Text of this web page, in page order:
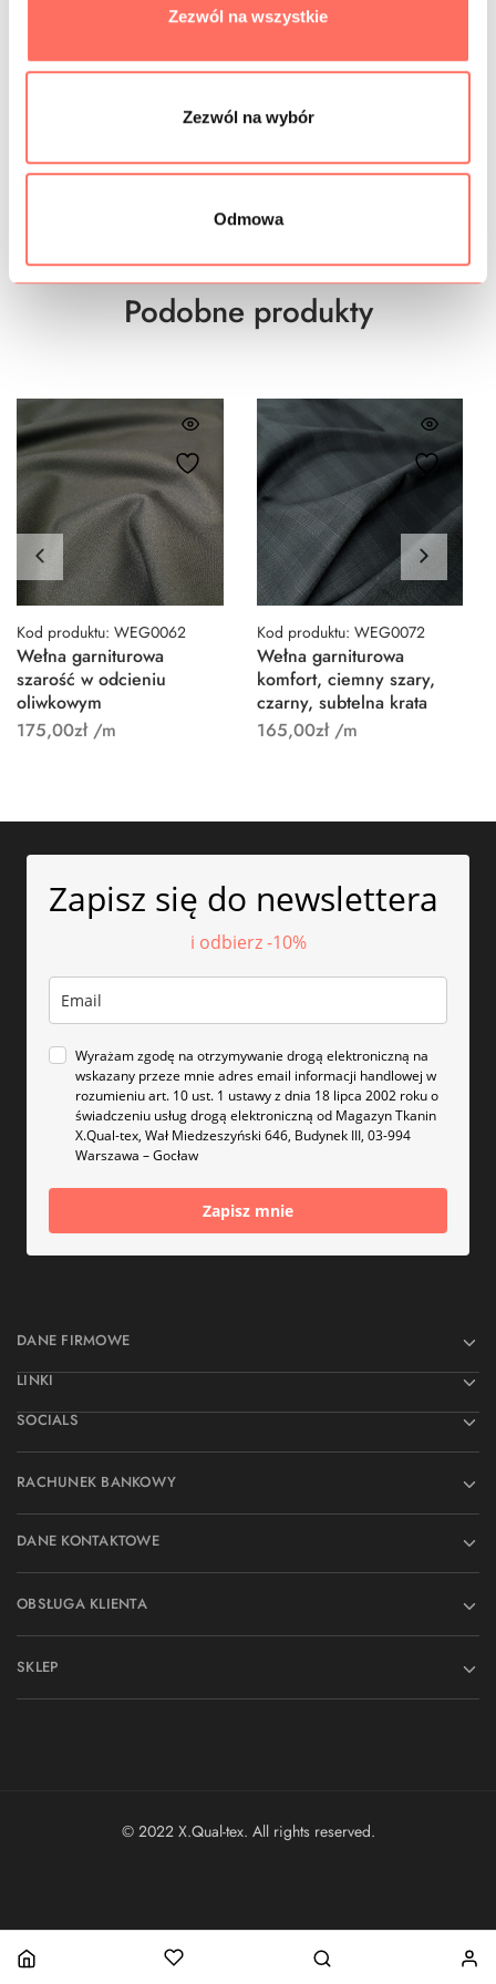
Zezwól na wszystkie
Zezwól na wybór
Odmowa
PRÓBKI TKANIN
Podobne produkty
Kod produktu: WEG0062
Wełna garniturowa
szarość w odcieniu
oliwkowym
175,00zł/m
Kod produktu: WEG0072
Wełna garniturowa
komfort, ciemny szary,
czarny, subtelna krata
165,00zł/m
Zapisz się do newslettera
i odbierz -10%
Wyrażam zgodę na otrzymywanie drogą elektroniczną na
wskazany przeze mnie adres email informacji handlowej w
rozumieniu art. 10 ust. 1 ustawy z dnia 18 lipca 2002 roku o
świadczeniu usług drogą elektroniczną od Magazyn Tkanin
X.Qual-tex, Wał Miedzeszyński 646, Budynek III, 03-994
Warszawa – Gocław
Zapisz mnie
DANE FIRMOWE
LINKI
SOCIALS
RACHUNEK BANKOWY
DANE KONTAKTOWE
OBSŁUGA KLIENTA
SKLEP
© 2022 X.Qual-tex. All rights reserved.